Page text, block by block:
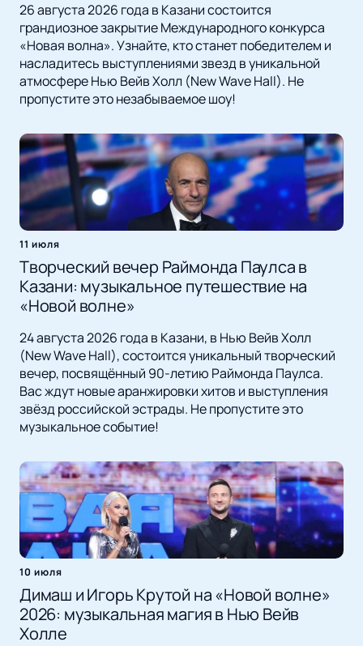
26 августа 2026 года в Казани состоится
грандиозное закрытие Международного конкурса
«Новая волна». Узнайте, кто станет победителем и
насладитесь выступлениями звезд в уникальной
атмосфере Нью Вейв Холл (New Wave Hall). Не
пропустите это незабываемое шоу!
11 июля
Творческий вечер Раймонда Паулса в
Казани: музыкальное путешествие на
«Новой волне»
24 августа 2026 года в Казани, в Нью Вейв Холл
(New Wave Hall), состоится уникальный творческий
вечер, посвящённый 90-летию Раймонда Паулса.
Вас ждут новые аранжировки хитов и выступления
звёзд российской эстрады. Не пропустите это
музыкальное событие!
10 июля
Димаш и Игорь Крутой на «Новой волне»
2026: музыкальная магия в Нью Вейв
Холле